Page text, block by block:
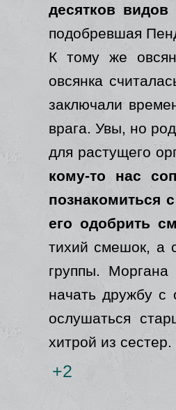
десятков
подобревшая
К тому же
овсянка
заключали
врага. Увы, но
для растущего
кому-то нас
познакомиться
его одобрить
тихий смешок, а
группы. Моргана
начать дружбу
ослушаться
хитрой из сестер.
+2